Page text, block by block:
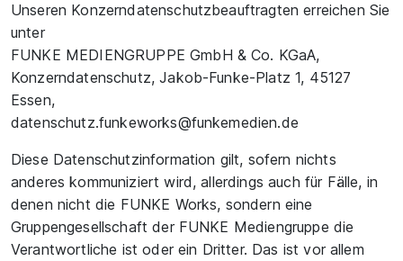
Unseren Konzerndatenschutzbeauftragten erreichen Sie
unter
FUNKE MEDIENGRUPPE GmbH & Co. KGaA,
Konzerndatenschutz, Jakob-Funke-Platz 1, 45127
Essen,
datenschutz.funkeworks@funkemedien.de
Diese Datenschutzinformation gilt, sofern nichts
anderes kommuniziert wird, allerdings auch für Fälle, in
denen nicht die FUNKE Works, sondern eine
Gruppengesellschaft der FUNKE Mediengruppe die
Verantwortliche ist oder ein Dritter. Das ist vor allem